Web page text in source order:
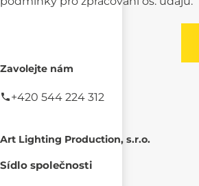
Zavolejte nám
+420 544 224 312
Art Lighting Production, s.r.o.
Sídlo společnosti